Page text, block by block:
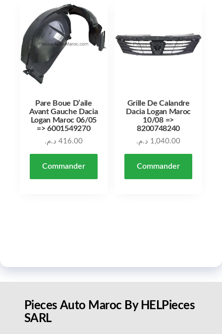
Pare Boue D’aile
Avant Gauche Dacia
Logan Maroc 06/05
=> 6001549270
416.00 د.م.
Commander
Grille De Calandre
Dacia Logan Maroc
10/08 =>
8200748240
1,040.00 د.م.
Commander
Pieces Auto Maroc By HELPieces
SARL